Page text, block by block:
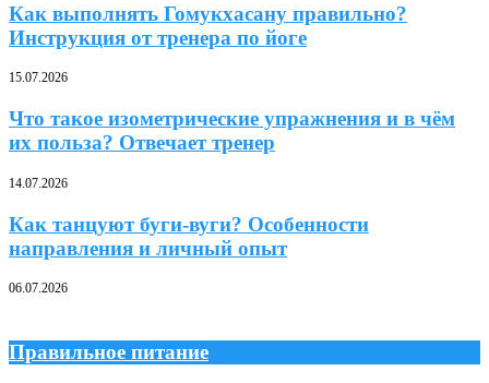
Как выполнять Гомукхасану правильно?
Инструкция от тренера по йоге
15.07.2026
Что такое изометрические упражнения и в чём
их польза? Отвечает тренер
14.07.2026
Как танцуют буги-вуги? Особенности
направления и личный опыт
06.07.2026
Правильное питание